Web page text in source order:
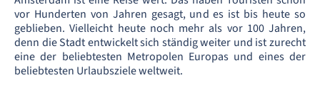
vor Hunderten von Jahren gesagt, und es ist bis heute so
geblieben. Vielleicht heute noch mehr als vor 100 Jahren,
denn die Stadt entwickelt sich ständig weiter und ist zurecht
eine der beliebtesten Metropolen Europas und eines der
beliebtesten Urlaubsziele weltweit.